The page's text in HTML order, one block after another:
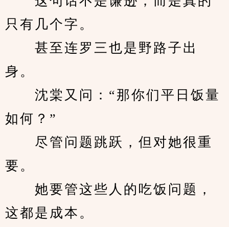
只有几个字。
甚至连罗三也是野路子出
身。
沈棠又问：“那你们平日饭量
如何？”
尽管问题跳跃，但对她很重
要。
她要管这些人的吃饭问题，
这都是成本。